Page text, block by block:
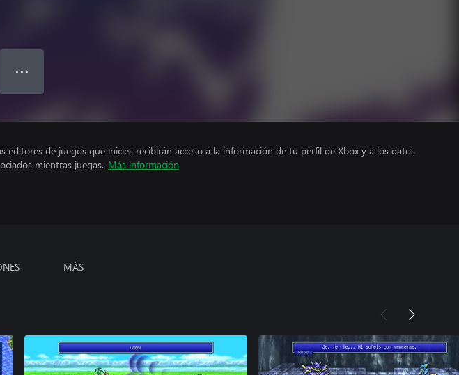
● ● ●
editores de juegos que inicies recibirán acceso a la información de tu perfil de Xbox y a los datos
mientras juegas. Más información
MÁS